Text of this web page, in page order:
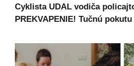
Cyklista UDAL vodiča
PREKVAPENIE! Tučnú